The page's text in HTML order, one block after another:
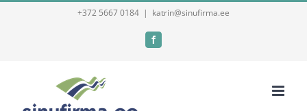
+372 5667 0184 | katrin@sinufirma.ee